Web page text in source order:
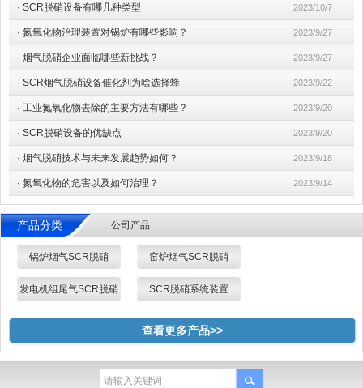
· SCR脱硝设备有哪几种类型 2023/10/7
· 氮氧化物治理装置对锅炉有哪些影响？ 2023/9/27
· 烟气脱硝企业面临哪些新挑战？ 2023/9/27
· SCR烟气脱硝设备催化剂为啥选择蜂 2023/9/22
· 工业氮氧化物去除的主要方法有哪些？ 2023/9/20
· SCR脱硝设备的优缺点 2023/9/20
· 烟气脱硝技术与未来发展趋势如何？ 2023/9/18
· 氮氧化物的危害以及如何治理？ 2023/9/14
产品分类 公司产品
锅炉烟气SCR脱硝 窑炉烟气SCR脱硝
发电机组尾气SCR脱硝 SCR脱硝系统装置
查看更多产品>>